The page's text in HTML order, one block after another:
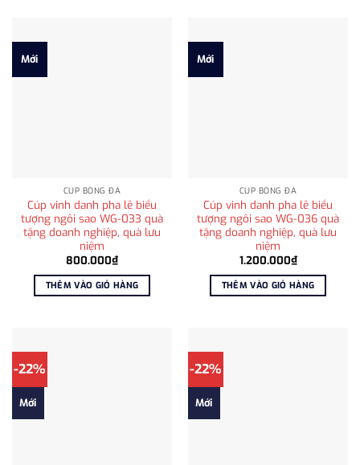
Mới
CÚP BÓNG ĐÁ
Cúp vinh danh pha lê biểu
tượng ngôi sao WG-033 quà
tặng doanh nghiệp, quà lưu
niệm
800.000₫
THÊM VÀO GIỎ HÀNG
Mới
CÚP BÓNG ĐÁ
Cúp vinh danh pha lê biểu
tượng ngôi sao WG-036 quà
tặng doanh nghiệp, quà lưu
niệm
1.200.000₫
THÊM VÀO GIỎ HÀNG
-22%
Mới
-22%
Mới